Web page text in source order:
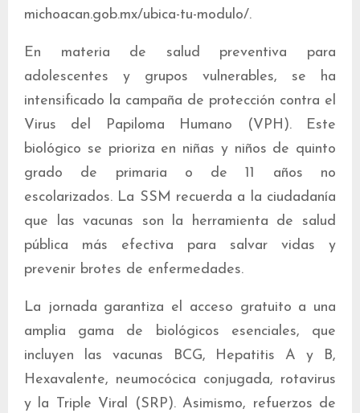
michoacan.gob.mx/ubica-tu-modulo/.
En materia de salud preventiva para
adolescentes y grupos vulnerables, se ha
intensificado la campaña de protección contra el
Virus del Papiloma Humano (VPH). Este
biológico se prioriza en niñas y niños de quinto
grado de primaria o de 11 años no
escolarizados. La SSM recuerda a la ciudadanía
que las vacunas son la herramienta de salud
pública más efectiva para salvar vidas y
prevenir brotes de enfermedades.
La jornada garantiza el acceso gratuito a una
amplia gama de biológicos esenciales, que
incluyen las vacunas BCG, Hepatitis A y B,
Hexavalente, neumocócica conjugada, rotavirus
y la Triple Viral (SRP). Asimismo, refuerzos de